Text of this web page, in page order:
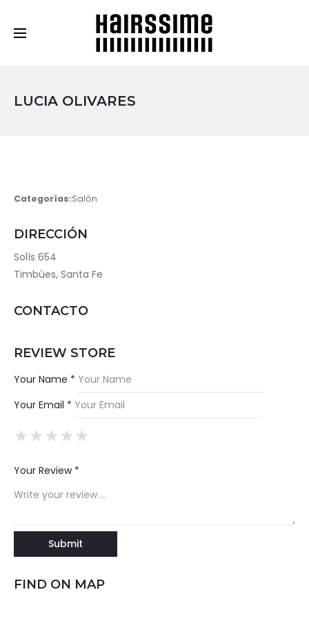
LUCIA OLIVARES
Categorías:Salón
DIRECCIÓN
Solís 654
Timbúes, Santa Fe
CONTACTO
REVIEW STORE
Your Name *
Your Email *
★
★★
★★★
★★★★
★★★★★
Your Review *
FIND ON MAP